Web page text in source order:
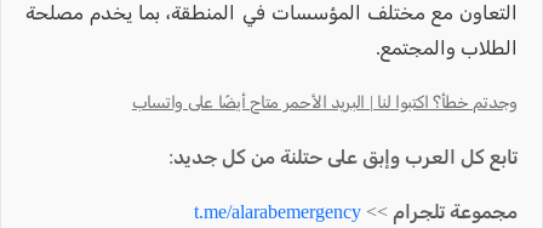
التعاون مع مختلف المؤسسات في المنطقة، بما يخدم مصلحة
الطلاب والمجتمع.
وجدتم خطأ؟ اكتبوا لنا | البريد الأحمر متاح أيضًا على واتساب
تابع كل العرب وإبق على حتلنة من كل جديد:
مجموعة تلجرام >> t.me/alarabemergency